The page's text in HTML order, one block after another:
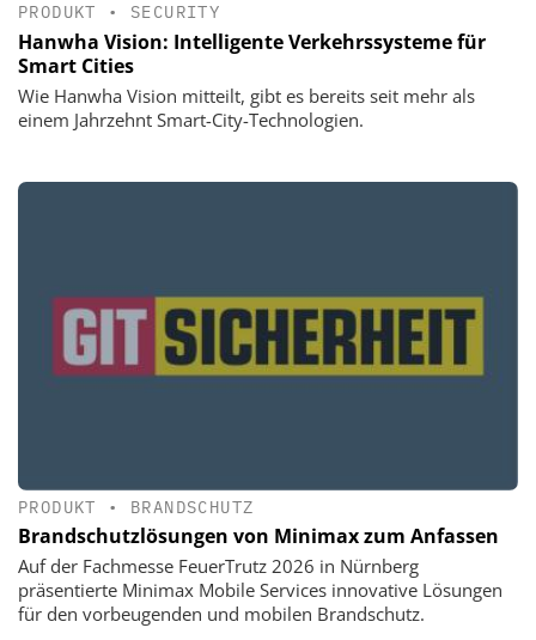
PRODUKT • SECURITY
Hanwha Vision: Intelligente Verkehrssysteme für
Smart Cities
Wie Hanwha Vision mitteilt, gibt es bereits seit mehr als
einem Jahrzehnt Smart-City-Technologien.
PRODUKT • BRANDSCHUTZ
Brandschutzlösungen von Minimax zum Anfassen
Auf der Fachmesse FeuerTrutz 2026 in Nürnberg
präsentierte Minimax Mobile Services innovative Lösungen
für den vorbeugenden und mobilen Brandschutz.